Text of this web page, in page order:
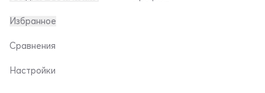
Избранное
Сравнения
Настройки